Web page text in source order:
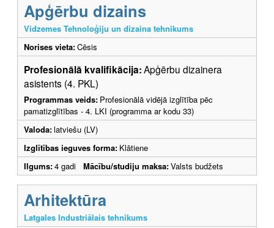
Apģērbu dizains
Vidzemes Tehnoloģiju un dizaina tehnikums
Norises vieta:Cēsis
Profesionālā kvalifikācija:Apģērbu dizainera
asistents (4. PKL)
Programmas veids: Profesionālā vidējā izglītība pēc
pamatizglītības - 4. LKI (programma ar kodu 33)
Valoda:latviešu (LV)
Izglītības ieguves forma: Klātiene
Ilgums:4 gadi Mācību/studiju maksa:Valsts budžets
Arhitektūra
Latgales Industriālais tehnikums